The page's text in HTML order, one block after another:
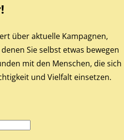
über aktuelle Kampagnen,
Sie selbst etwas bewegen
mit den Menschen, die sich
und Vielfalt einsetzen.